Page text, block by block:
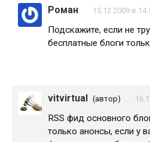
Роман 15.12.2009 в
Подскажите, если не
бесплатные блоги
vitvirtual (автор)
RSS фид основного
только анонсы, если у